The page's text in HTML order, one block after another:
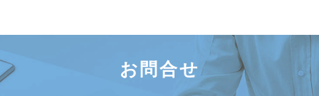
お問合せ